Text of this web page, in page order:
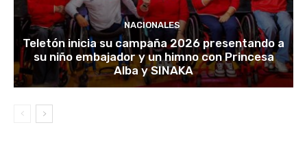
NACIONALES
Teletón inicia su campaña 2026 presentando a
su niño embajador y un himno con Princesa
Alba y SINAKA